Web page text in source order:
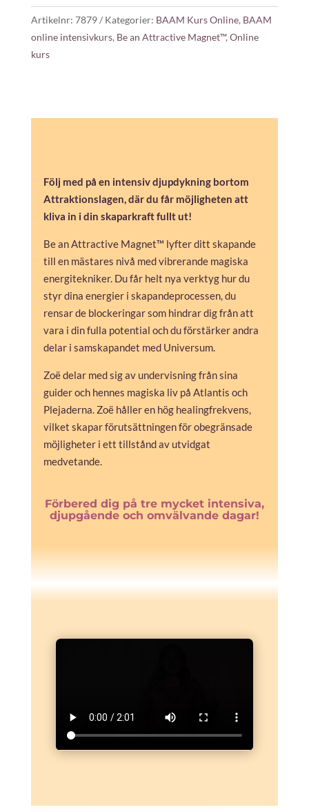
Be
an
Attractive
Magnet™
Artikelnr: 7879 Kategorier: BAAM Kurs Online, BAAM
online intensivkurs, Be an Attractive Magnet™, Online
kurs
Följ med på en intensiv djupdykning bortom
Attraktionslagen, där du får möjligheten att
kliva in i din skaparkraft fullt ut!
Be an Attractive Magnet™ lyfter ditt skapande
till en mästares nivå med vibrerande magiska
energitekniker. Du får helt nya verktyg hur du
styr dina energier i skapandeprocessen, du
rensar de blockeringar som hindrar dig från att
vara i din fulla potential och du förstärker andra
delar i samskapandet med Universum.
Zoë delar med sig av undervisning från sina
guider och hennes magiska liv på Atlantis och
Plejaderna. Zoë håller en hög healingfrekvens,
vilket skapar förutsättningen för obegränsade
möjligheter i ett tillstånd av utvidgat
medvetande.
Förbered dig på tre mycket intensiva,
djupgående och omvälvande dagar!